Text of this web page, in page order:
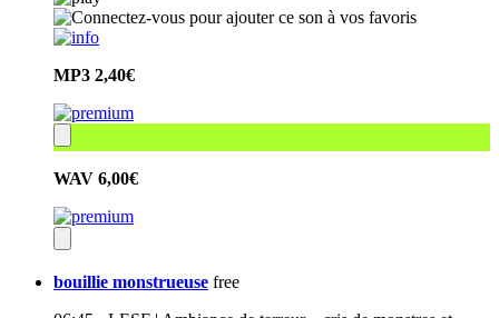
MP3 2,40€
WAV 6,00€
bouillie monstrueuse free